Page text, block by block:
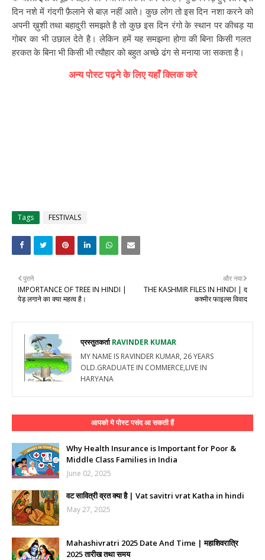
दिन नशे में गंदगी फ़ैलाने से बाज़ नहीं आते। कुछ लोग तो इस दिन नशा करने को
अपनी ख़ुशी तथा बहादुरी समझते है तो कुछ इस दिन रंगो के स्थान पर कीचड़ या
गोबर का भी उछाल देते है। लेकिन हमें यह समझना होगा की बिना किसी गलत
हरकत के बिना भी किसी भी त्यौहार को बहुत अच्छे ढंग से मनाया जा सकता है।
अन्य पोस्ट पढ़ने के लिए यहाँ क्लिक करे
Tags FESTIVALS
और नया
THE KASHMIR FILES IN HINDI | द
कश्मीर फाइल्स विवाद
पुराने
IMPORTANCE OF TREE IN HINDI |
पेड़ लगाने का क्या महत्व है।
प्रस्तुतकर्ताRAVINDER KUMAR
MY NAME IS RAVINDER KUMAR, 26 YEARS
OLD.GRADUATE IN COMMERCE,LIVE IN
HARYANA
आपको ये पोस्ट पसंद आ सकती हैं
Why Health Insurance is Important for Poor &
Middle Class Families in India
June 02, 2025
वट सावित्री व्रत क्या है | Vat savitri vrat Katha in hindi
May 27, 2025
Mahashivratri 2025 Date And Time | महाशिवरात्रि
2025 तारीख तथा समय